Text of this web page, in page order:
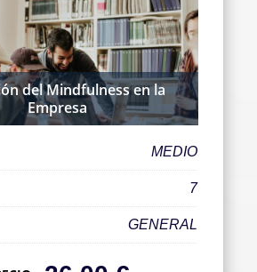
del Mindfulness en la
Empresa
MEDIO
7
GENERAL